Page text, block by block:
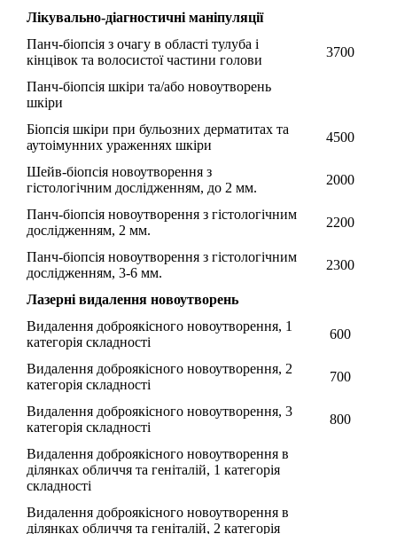
Лікувально-діагностичні маніпуляції
Панч-біопсія з очагу в області тулуба і
кінцівок та волосистої частини голови
3700
Панч-біопсія шкіри та/або новоутворень
шкіри
Біопсія шкіри при бульозних дерматитах та
аутоімунних ураженнях шкіри
4500
Шейв-біопсія новоутворення з
гістологічним дослідженням, до 2 мм.
2000
Панч-біопсія новоутворення з гістологічним
дослідженням, 2 мм.
2200
Панч-біопсія новоутворення з гістологічним
дослідженням, 3-6 мм.
2300
Лазерні видалення новоутворень
Видалення доброякісного новоутворення, 1
категорія складності
600
Видалення доброякісного новоутворення, 2
категорія складності
700
Видалення доброякісного новоутворення, 3
категорія складності
800
Видалення доброякісного новоутворення в
ділянках обличчя та геніталій, 1 категорія
складності
Видалення доброякісного новоутворення в
ділянках обличчя та геніталій, 2 категорія